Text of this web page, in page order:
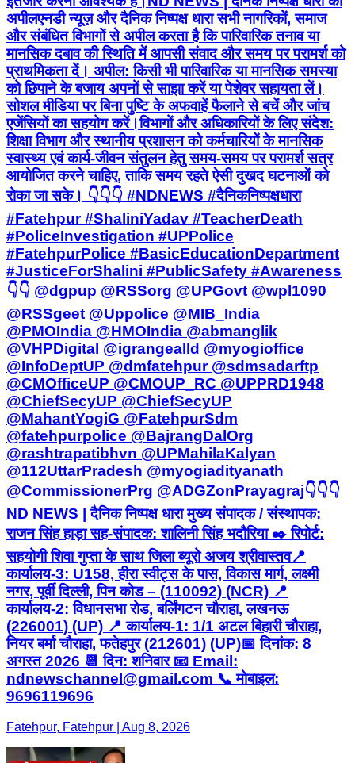
अपील ​एनडी न्यूज़ और दैनिक निष्पक्ष धारा सभी नागरिकों, समाज
और संबंधित विभागों से अपील करता है कि पारिवारिक तनाव या
मानसिक दबाव की स्थिति में आपसी संवाद और समय पर परामर्श को
प्राथमिकता दें। ​ अपील: किसी भी पारिवारिक या मानसिक समस्या
को छिपाने के बजाय अपनों से साझा करें या पेशेवर सहायता लें।
सोशल मीडिया पर बिना पुष्टि के अफवाहें फैलाने से बचें और जांच
एजेंसियों का सहयोग करें। ​विभागों और अधिकारियों के लिए संदेश:
शिक्षा विभाग और स्थानीय प्रशासन को कर्मचारियों के मानसिक
स्वास्थ्य एवं कार्य-जीवन संतुलन हेतु समय-समय पर परामर्श सत्र
आयोजित करने चाहिए, ताकि समय रहते ऐसी दुखद घटनाओं को
रोका जा सके। 👇👇👇 #NDNEWS #दैनिकनिष्पक्षधारा
#Fatehpur #ShaliniYadav #TeacherDeath
#PoliceInvestigation #UPPolice
#FatehpurPolice #BasicEducationDepartment
#JusticeForShalini #PublicSafety #Awareness
👇👇 @dgpup @RSSorg @UPGovt @wpl1090
@RSSgeet @Uppolice @MIB_India
@PMOIndia @HMOIndia @abmanglik
@VHPDigital @igrangealld @myogioffice
@InfoDeptUP @dmfatehpur @sdmsadarftp
@CMOfficeUP @CMOUP_RC @UPPRD1948
@ChiefSecyUP @ChiefSecyUP
@MahantYogiG @FatehpurSdm
@fatehpurpolice @BajrangDalOrg
@rashtrapatibhvn @UPMahilaKalyan
@112UttarPradesh @myogiadityanath
@CommissionerPrg @ADGZonPrayagraj ​👇👇👇 ​
ND NEWS | दैनिक निष्पक्ष धारा मुख्य संपादक / संस्थापक:
राजन सिंह हाड़ा सह-संपादक: शालिनी सिंह भदौरिया ✒️ रिपोर्ट:
सहयोगी शिवा गुप्ता के साथ जिला ब्यूरो अजय श्रीवास्तव ​📍
कार्यालय-3: U158, हीरा स्वीट्स के पास, विकास मार्ग, लक्ष्मी
नगर, पूर्वी दिल्ली, पिन कोड – (110092) (NCR) 📍
कार्यालय-2: विधानसभा रोड, बर्लिंगटन चौराहा, लखनऊ
(226001) (UP) 📍 कार्यालय-1: 1/1 अटल बिहारी चौराहा,
नियर बर्मा चौराहा, फतेहपुर (212601) (UP) ​📅 दिनांक: 8
अगस्त 2026 📆 दिन: शनिवार 📧 Email:
ndnewschannel@gmail.com 📞 मोबाइल:
9696119696
Fatehpur, Fatehpur | Aug 8, 2026